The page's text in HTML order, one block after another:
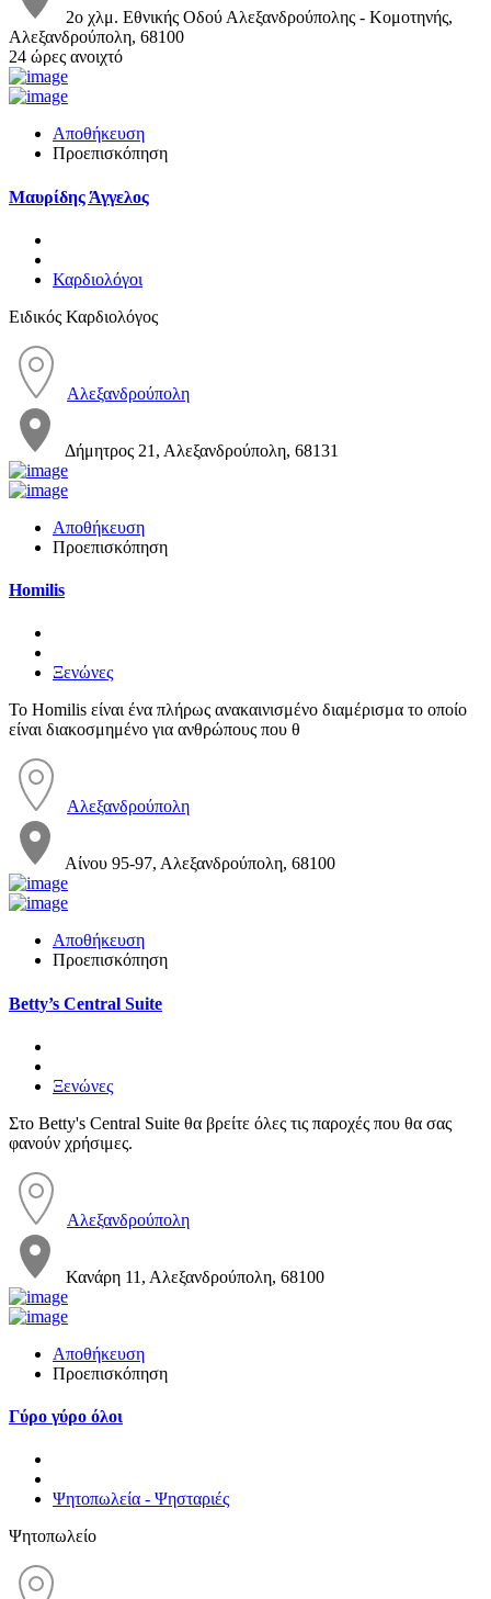
2ο χλμ. Εθνικής Οδού Αλεξανδρούπολης - Κομοτηνής,
Αλεξανδρούπολη, 68100
24 ώρες ανοιχτό
Αποθήκευση
Προεπισκόπηση
Μαυρίδης Άγγελος
Καρδιολόγοι
Ειδικός Καρδιολόγος
Αλεξανδρούπολη
Δήμητρος 21, Αλεξανδρούπολη, 68131
Αποθήκευση
Προεπισκόπηση
Homilis
Ξενώνες
Το Homilis είναι ένα πλήρως ανακαινισμένο διαμέρισμα το οποίο
είναι διακοσμημένο για ανθρώπους που θ
Αλεξανδρούπολη
Αίνου 95-97, Αλεξανδρούπολη, 68100
Αποθήκευση
Προεπισκόπηση
Betty’s Central Suite
Ξενώνες
Στο Betty's Central Suite θα βρείτε όλες τις παροχές που θα σας
φανούν χρήσιμες.
Αλεξανδρούπολη
Κανάρη 11, Αλεξανδρούπολη, 68100
Αποθήκευση
Προεπισκόπηση
Γύρο γύρο όλοι
Ψητοπωλεία - Ψησταριές
Ψητοπωλείο